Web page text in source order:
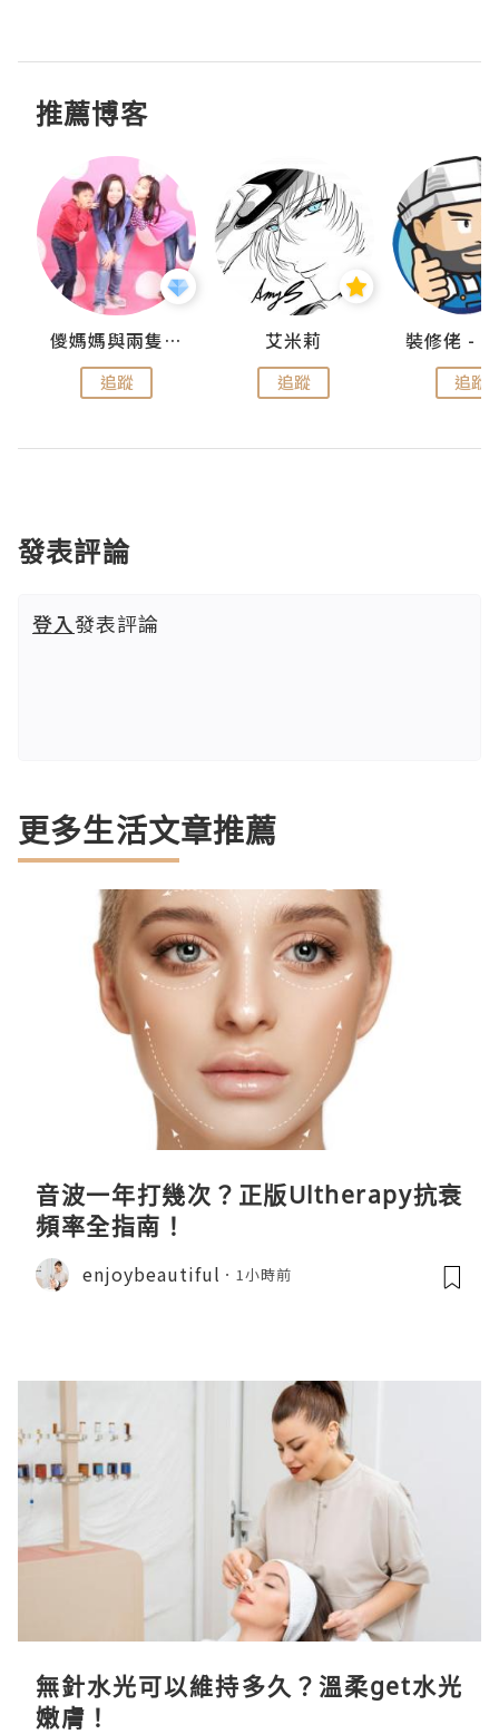
推薦博客
儍媽媽與兩隻小魔怪之家
追蹤
艾米莉
追蹤 追蹤
發表評論
登入發表評論
更多生活文章推薦
音波一年打幾次？正版Ultherapy抗衰
頻率全指南！
enjoybeautiful 1小時前
無針水光可以維持多久？溫柔get水光
嫩膚！